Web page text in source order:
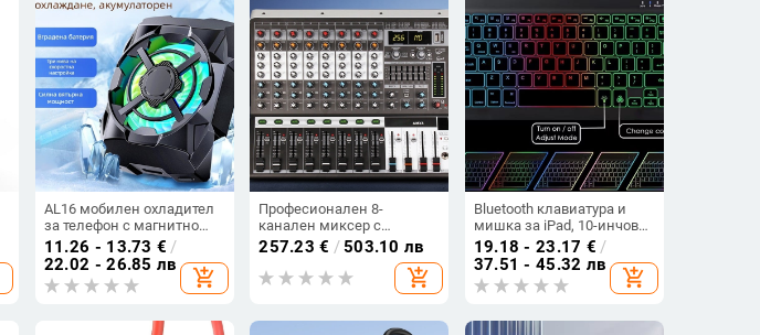
AL16 мобилен охладител
за телефон с магнитно
закрепване, три скорости,
безжично зареждане,
USB-C
11.26 - 13.73 € /
22.02 - 26.85 лв
add_shopping_cart
Професионален 8-
канален миксер с
реверберация и
еквалайзер, USB и
Bluetooth за сцена и KTV,
7-полосен еквалайзер
257.23 € /503.10 лв
add_shopping_cart
Bluetooth клавиатура и
мишка за iPad, 10-инчов
таблет, RGB подсветка
19.18 - 23.17 € /
37.51 - 45.32 лв
add_shopping_cart